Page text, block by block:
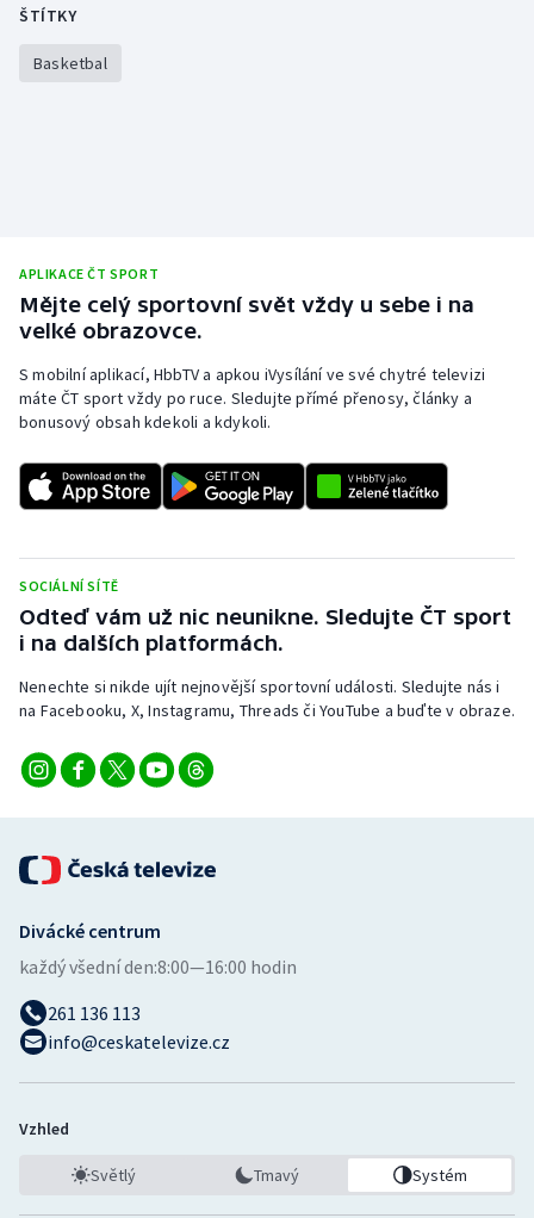
ŠTÍTKY
Basketbal
APLIKACE ČT SPORT
Mějte celý sportovní svět vždy u sebe i na
velké obrazovce.
S mobilní aplikací, HbbTV a apkou iVysílání ve své chytré televizi
máte ČT sport vždy po ruce. Sledujte přímé přenosy, články a
bonusový obsah kdekoli a kdykoli.
SOCIÁLNÍ SÍTĚ
Odteď vám už nic neunikne. Sledujte ČT sport
i na dalších platformách.
Nenechte si nikde ujít nejnovější sportovní události. Sledujte nás i
na Facebooku, X, Instagramu, Threads či YouTube a buďte v obraze.
Divácké centrum
každý všední den:8:00—16:00 hodin
261 136 113
info@ceskatelevize.cz
Vzhled
Světlý Tmavý Systém